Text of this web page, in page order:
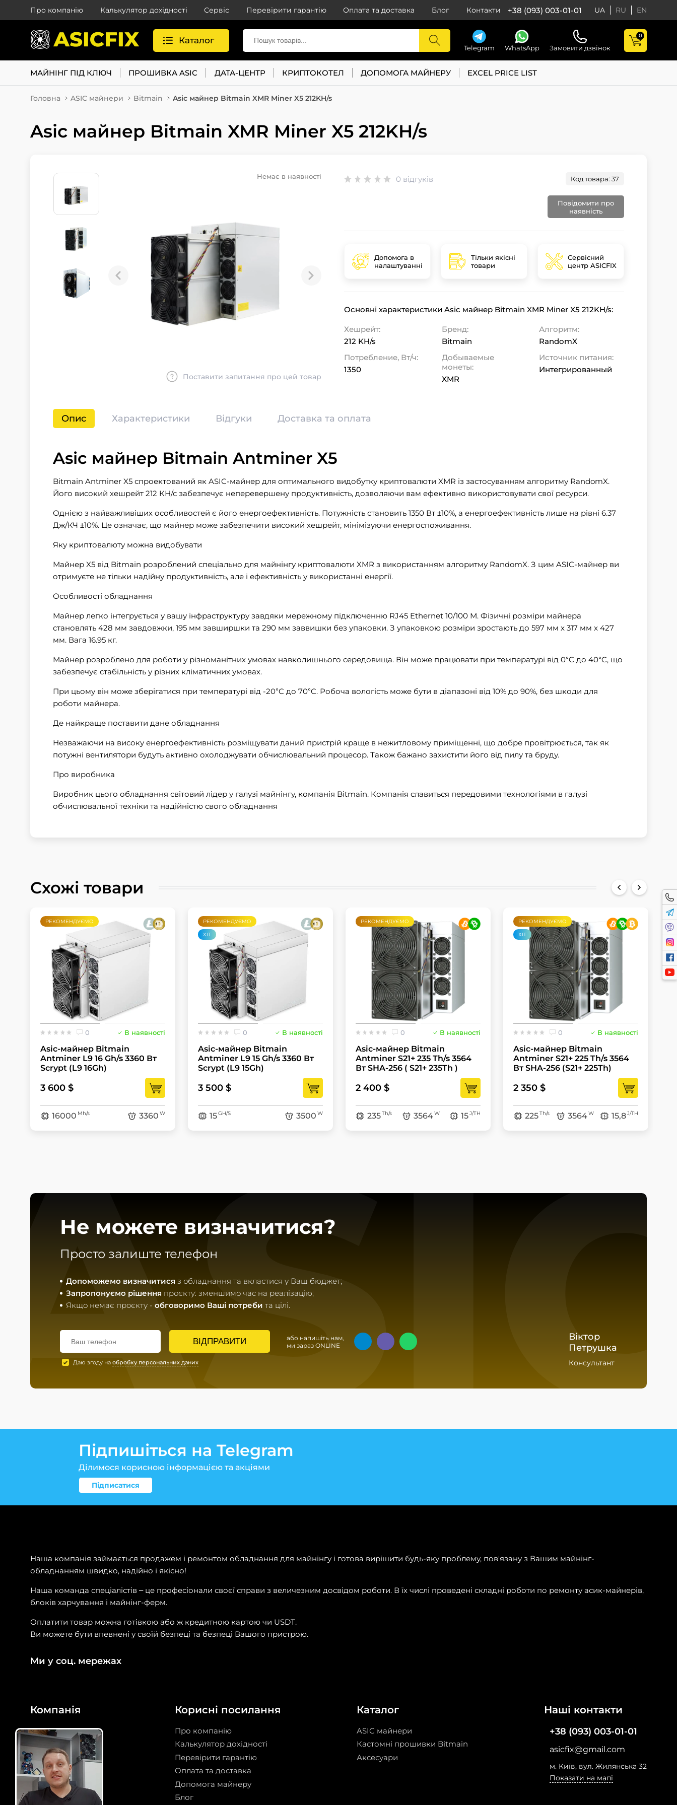
Про компанію Калькулятор дохідності Сервіс Перевірити гарантію Оплата та доставка Блог Контакти +38 (093) 003-01-01 UA RU EN
Каталог
Telegram WhatsApp Замовити дзвінок
0
МАЙНІНГ ПІД КЛЮЧ ПРОШИВКА ASIC ДАТА-ЦЕНТР КРИПТОКОТЕЛ ДОПОМОГА МАЙНЕРУ EXCEL PRICE LIST
Головна ASIC майнери Bitmain Asic майнер Bitmain XMR Miner X5 212KH/s
Asic майнер Bitmain XMR Miner X5 212KH/s
Немає в наявності
Поставити запитання про цей товар
0 відгуків Код товара: 37
Повідомити про
наявність
Допомога в
налаштуванні
Тільки якісні
товари
Сервісний
центр ASICFIX
Основні характеристики Asic майнер Bitmain XMR Miner X5 212KH/s:
Хешрейт:
212 KH/s
Бренд:
Bitmain
Алгоритм:
RandomX
Потребление, Вт/ч:
1350
Добываемые
монеты:
XMR
Источник питания:
Интегрированный
Опис Характеристики Відгуки Доставка та оплата
Asic майнер Bitmain Antminer X5
Bitmain Antminer X5 спроектований як ASIC-майнер для оптимального видобутку криптовалюти XMR із застосуванням алгоритму RandomX.
Його високий хешрейт 212 КН/с забезпечує неперевершену продуктивність, дозволяючи вам ефективно використовувати свої ресурси.
Однією з найважливіших особливостей є його енергоефективність. Потужність становить 1350 Вт ±10%, а енергоефективність лише на рівні 6.37
Дж/КЧ ±10%. Це означає, що майнер може забезпечити високий хешрейт, мінімізуючи енергоспоживання.
Яку криптовалюту можна видобувати
Майнер X5 від Bitmain розроблений спеціально для майнінгу криптовалюти XMR з використанням алгоритму RandomX. З цим ASIC-майнер ви
отримуєте не тільки надійну продуктивність, але і ефективність у використанні енергії.
Особливості обладнання
Майнер легко інтегрується у вашу інфраструктуру завдяки мережному підключенню RJ45 Ethernet 10/100 М. Фізичні розміри майнера
становлять 428 мм завдовжки, 195 мм завширшки та 290 мм заввишки без упаковки. З упаковкою розміри зростають до 597 мм x 317 мм x 427
мм. Вага 16.95 кг.
Майнер розроблено для роботи у різноманітних умовах навколишнього середовища. Він може працювати при температурі від 0°C до 40°C, що
забезпечує стабільність у різних кліматичних умовах.
При цьому він може зберігатися при температурі від -20°C до 70°C. Робоча вологість може бути в діапазоні від 10% до 90%, без шкоди для
роботи майнера.
Де найкраще поставити дане обладнання
Незважаючи на високу енергоефективність розміщувати даний пристрій краще в нежитловому приміщенні, що добре провітрюється, так як
потужні вентилятори будуть активно охолоджувати обчислювальний процесор. Також бажано захистити його від пилу та бруду.
Про виробника
Виробник цього обладнання світовий лідер у галузі майнінгу, компанія Bitmain. Компанія славиться передовими технологіями в галузі
обчислювальної техніки та надійністю свого обладнання
Схожі товари
РЕКОМЕНДУЄМО
0 В наявності
Asic-майнер Bitmain
Antminer L9 16 Gh/s 3360 Вт
Scrypt (L9 16Gh)
3 600 $
16000 Mh/s 3360 W
РЕКОМЕНДУЄМО
ХІТ
0 В наявності
Asic-майнер Bitmain
Antminer L9 15 Gh/s 3360 Вт
Scrypt (L9 15Gh)
3 500 $
15GH/S 3500 W
РЕКОМЕНДУЄМО
0 В наявності
Asic-майнер Bitmain
Antminer S21+ 235 Th/s 3564
Вт SHA-256 ( S21+ 235Th )
2 400 $
235Th/s 3564W 15J/TH
РЕКОМЕНДУЄМО
ХІТ
0 В наявності
Asic-майнер Bitmain
Antminer S21+ 225 Th/s 3564
Вт SHA-256 (S21+ 225Th)
2 350 $
225Th/s 3564W 15,8J/TH
Не можете визначитися?
Просто залиште телефон
Допоможемо визначитися з обладнання та вкластися у Ваш бюджет;
Запропонуємо рішення проєкту: зменшимо час на реалізацію;
Якщо немає проєкту - обговоримо Ваші потреби та цілі.
ВІДПРАВИТИ
Даю згоду на обробку персональних даних
або напишіть нам,
ми зараз ONLINE
Віктор
Петрушка
Консультант
Підпишіться на Telegram
Ділимося корисною інформацією та акціями
Підписатися
Наша компанія займається продажем і ремонтом обладнання для майнінгу і готова вирішити будь-яку проблему, пов'язану з Вашим майнінг-
обладнанням швидко, надійно і якісно!
Наша команда спеціалістів – це професіонали своєї справи з величезним досвідом роботи. В їх числі проведені складні роботи по ремонту асик-майнерів,
блоків харчування і майнінг-ферм.
Оплатити товар можна готівкою або ж кредитною картою чи USDT.
Ви можете бути впевнені у своїй безпеці та безпеці Вашого пристрою.
Ми у соц. мережах
Компанія
Майнінг під ключ
Прошивка ASIC
Дата-центр
Криптокотел
Сервіс
Excel Price List
Корисні посилання
Про компанію
Калькулятор дохідності
Перевірити гарантію
Оплата та доставка
Допомога майнеру
Блог
Каталог
ASIC майнери
Кастомні прошивки Bitmain
Аксесуари
Наші контакти
+38 (093) 003-01-01
asicfix@gmail.com
м. Київ, вул. Жилянська 32
Показати на мапі